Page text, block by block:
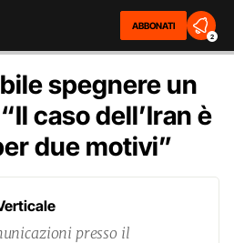
ABBONATI
2
spegnere un
caso dell’Iran è
due motivi”
presso il